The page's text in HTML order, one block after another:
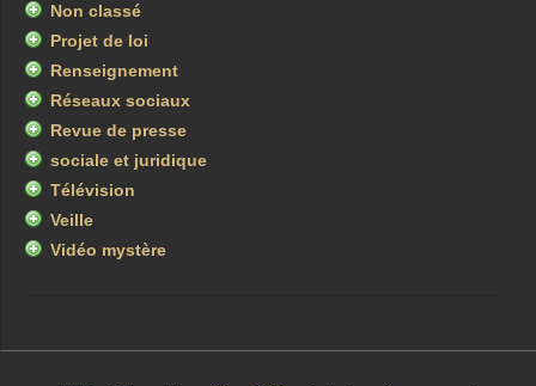
Non classé
Projet de loi
Renseignement
Réseaux sociaux
Revue de presse
sociale et juridique
Télévision
Veille
Vidéo mystère